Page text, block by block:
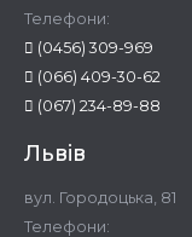
Телефони:
(0456) 309-969
(066) 409-30-62
(067) 234-89-88
Львів
вул. Городоцька, 81
Телефони: